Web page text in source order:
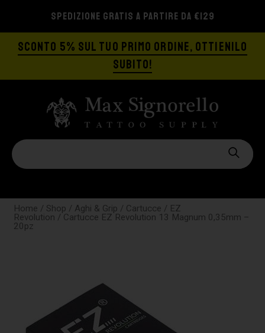
SPEDIZIONE GRATIS A PARTIRE DA €129
SCONTO 5% SUL TUO PRIMO ORDINE, OTTIENILO
SUBITO!
Home / Shop / Aghi & Grip / Cartucce / EZ
Revolution / Cartucce EZ Revolution 13 Magnum 0,35mm –
20pz